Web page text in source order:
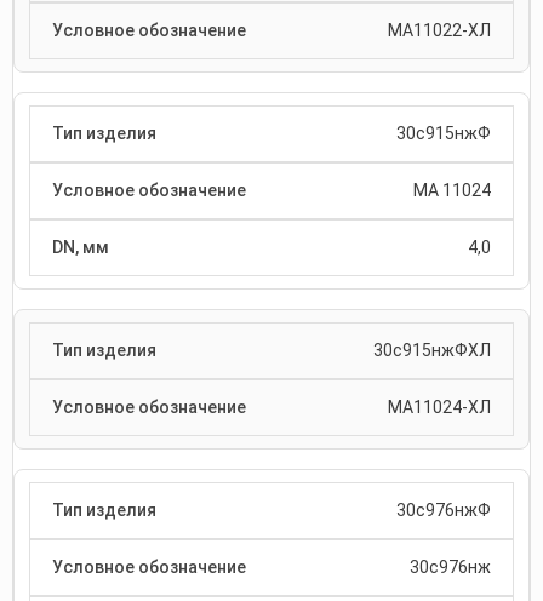
МА11022-ХЛ
30с915нжФ
МА 11024
4,0
30с915нжФХЛ
МА11024-ХЛ
30с976нжФ
30с976нж